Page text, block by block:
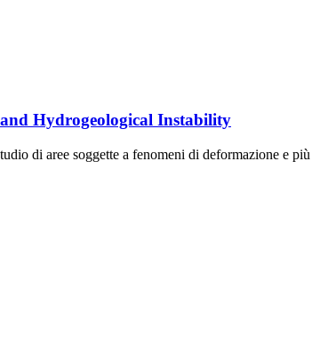
Hydrogeological Instability
di aree soggette a fenomeni di deformazione e più